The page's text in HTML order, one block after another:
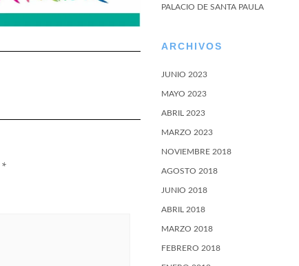
*
PALACIO DE SANTA PAULA
ARCHIVOS
JUNIO 2023
MAYO 2023
ABRIL 2023
MARZO 2023
NOVIEMBRE 2018
AGOSTO 2018
JUNIO 2018
ABRIL 2018
MARZO 2018
FEBRERO 2018